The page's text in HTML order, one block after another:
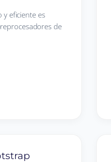
y eficiente es
de